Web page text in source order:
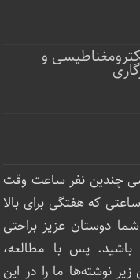
و
چندین نفر ساعت‌ وقت
که هفتگی برای بالا
دوستان عزیز براحتی
پس با مطالعه،
نوشته‌‌ها ما را در این